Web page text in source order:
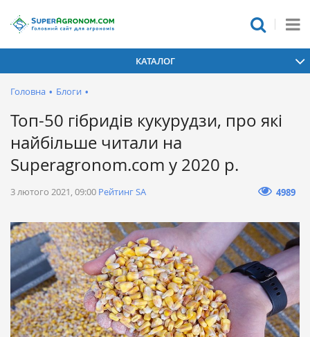
КАТАЛОГ
Головна • Блоги •
Топ-50 гібридів кукурудзи, про які
найбільше читали на
Superagronom.com у 2020 р.
3 лютого 2021, 09:00 Рейтинг SA 4989